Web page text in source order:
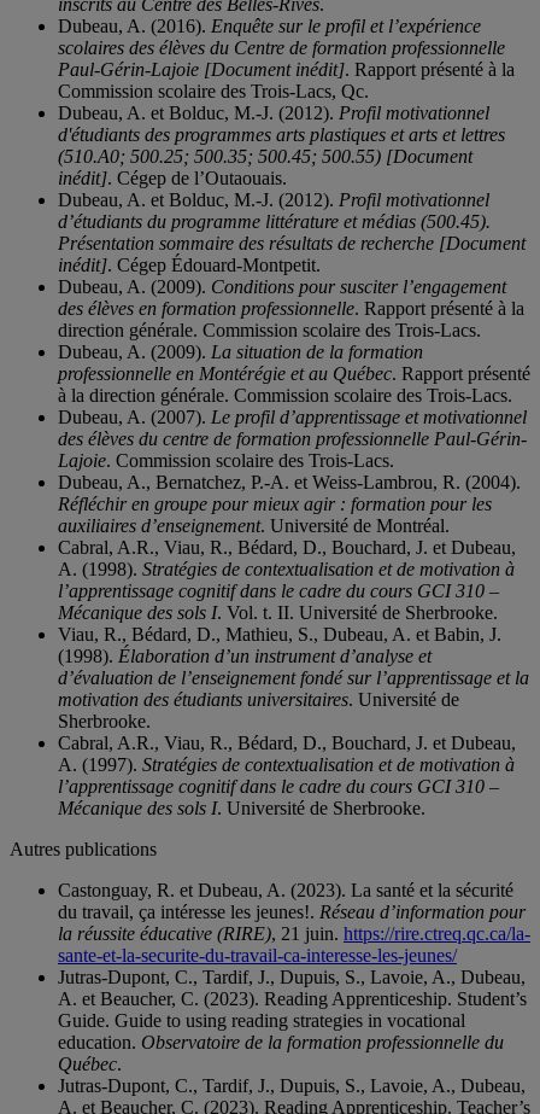
inscrits au Centre des Belles-Rives.
Dubeau, A. (2016). Enquête sur le profil et l’expérience
scolaires des élèves du Centre de formation professionnelle
Paul-Gérin-Lajoie [Document inédit]. Rapport présenté à la
Commission scolaire des Trois-Lacs, Qc.
Dubeau, A. et Bolduc, M.-J. (2012). Profil motivationnel
d'étudiants des programmes arts plastiques et arts et lettres
(510.A0; 500.25; 500.35; 500.45; 500.55) [Document
inédit]. Cégep de l’Outaouais.
Dubeau, A. et Bolduc, M.-J. (2012). Profil motivationnel
d’étudiants du programme littérature et médias (500.45).
Présentation sommaire des résultats de recherche [Document
inédit]. Cégep Édouard-Montpetit.
Dubeau, A. (2009). Conditions pour susciter l’engagement
des élèves en formation professionnelle. Rapport présenté à la
direction générale. Commission scolaire des Trois-Lacs.
Dubeau, A. (2009). La situation de la formation
professionnelle en Montérégie et au Québec. Rapport présenté
à la direction générale. Commission scolaire des Trois-Lacs.
Dubeau, A. (2007). Le profil d’apprentissage et motivationnel
des élèves du centre de formation professionnelle Paul-Gérin-
Lajoie. Commission scolaire des Trois-Lacs.
Dubeau, A., Bernatchez, P.-A. et Weiss-Lambrou, R. (2004).
Réfléchir en groupe pour mieux agir : formation pour les
auxiliaires d’enseignement. Université de Montréal.
Cabral, A.R., Viau, R., Bédard, D., Bouchard, J. et Dubeau,
A. (1998). Stratégies de contextualisation et de motivation à
l’apprentissage cognitif dans le cadre du cours GCI 310 –
Mécanique des sols I. Vol. t. II. Université de Sherbrooke.
Viau, R., Bédard, D., Mathieu, S., Dubeau, A. et Babin, J.
(1998). Élaboration d’un instrument d’analyse et
d’évaluation de l’enseignement fondé sur l’apprentissage et la
motivation des étudiants universitaires. Université de
Sherbrooke.
Cabral, A.R., Viau, R., Bédard, D., Bouchard, J. et Dubeau,
A. (1997). Stratégies de contextualisation et de motivation à
l’apprentissage cognitif dans le cadre du cours GCI 310 –
Mécanique des sols I. Université de Sherbrooke.
Autres publications
Castonguay, R. et Dubeau, A. (2023). La santé et la sécurité
du travail, ça intéresse les jeunes!. Réseau d’information pour
la réussite éducative (RIRE), 21 juin. https://rire.ctreq.qc.ca/la-
sante-et-la-securite-du-travail-ca-interesse-les-jeunes/
Jutras-Dupont, C., Tardif, J., Dupuis, S., Lavoie, A., Dubeau,
A. et Beaucher, C. (2023). Reading Apprenticeship. Student’s
Guide. Guide to using reading strategies in vocational
education. Observatoire de la formation professionnelle du
Québec.
Jutras-Dupont, C., Tardif, J., Dupuis, S., Lavoie, A., Dubeau,
A. et Beaucher, C. (2023). Reading Apprenticeship. Teacher’s